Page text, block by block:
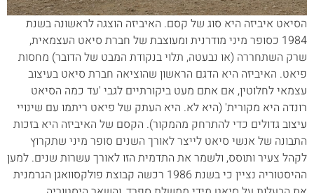
הסיאט איביזה היא סוג של קסם. האיביזה הוצגה לראשונה בשנת
1984 כסופר מיני מודרנית ומעוצבת של חברת סיאט העצמאית,
שרק השתחררה (או נבעטה, תלוי בנקודת המבט של הדובר) מחסות
פיאט. האיביזה היא הדגם הראשון שהוציאה חברת סיאט בעיצוב
עצמאי לחלוטין, אם אתם מעט ביקורתיים לגבי 'עד כמה הסיאט
רונדה היא מקורית' (היא לא. היא העתק של פיאט ריתמו עם שינויי
עיצוב גדולים כדי להתרחק מהמקור). הקסם של האיביזה היא בזכות
התבונה של אנשי סיאט לייצר לאורך השנים סופר מיני שתקרוץ
לקהל צעיר ותוסס, ולשמר את התדמית הזו לאורך עשרות שנים. למען
ההיסטוריה נציין כי בשנת 1986 רכשה קבוצת פולקסוואגן הגרמנית